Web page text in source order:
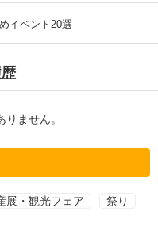
イベント20選
ません。
展・観光フェア 祭り